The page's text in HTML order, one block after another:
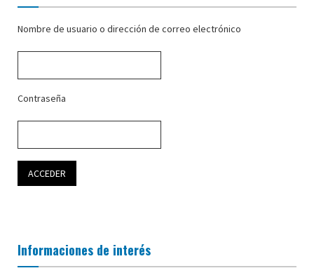
Nombre de usuario o dirección de correo electrónico
Contraseña
Informaciones de interés